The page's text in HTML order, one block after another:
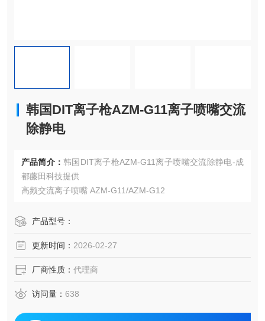
韩国DIT离子枪AZM-G11离子喷嘴交流
除静电
产品简介： 韩国DIT离子枪AZM-G11离子喷嘴交流除静电-成
都藤田科技提供
高频交流离子喷嘴 AZM-G11/AZM-G12
产品型号：
更新时间： 2026-02-27
厂商性质： 代理商
访问量： 638